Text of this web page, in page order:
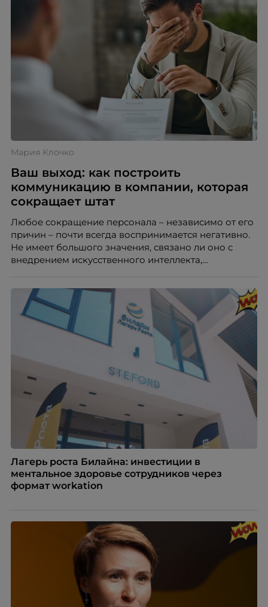
Мария Клочко
Ваш выход: как построить
коммуникацию в компании, которая
сокращает штат
Любое сокращение персонала – независимо от его
причин – почти всегда воспринимается негативно.
Не имеет большого значения, связано ли оно с
внедрением искусственного интеллекта,
структуры компании. Для сотрудников сокращения
означают потерю стабильности, а для внешнего
рынка становятся сигналом о возможных
проблемах организации. В результате увольнения
нередко превращаются в фактор, который
негативно влияет HR-бренд работодателя.
Лагерь роста Билайна: инвестиции в
ментальное здоровье сотрудников через
формат workation